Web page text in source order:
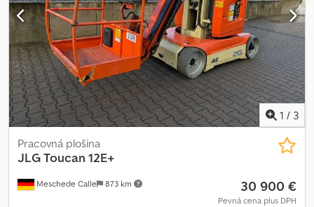
1 / 3
Meschede Calle 873 km
Pracovná plošina
JLGToucan 12E+
30 900 €
Pevná cena plus DPH